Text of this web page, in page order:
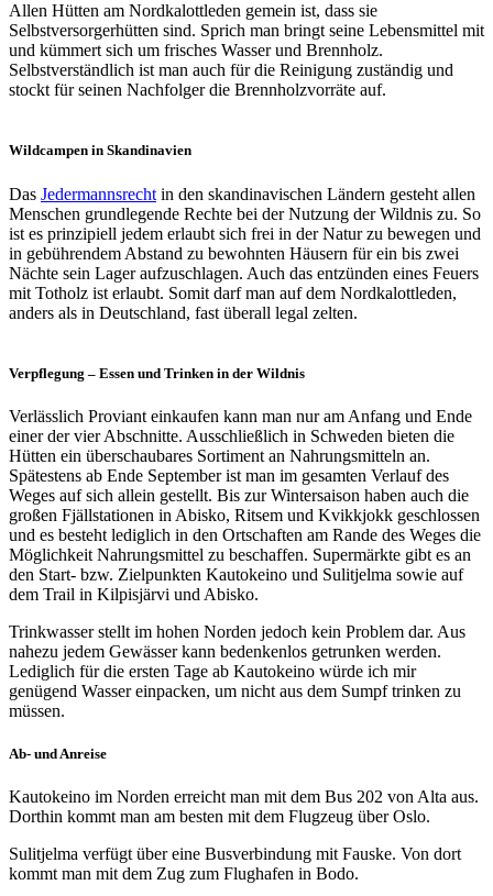
Allen Hütten am Nordkalottleden gemein ist, dass sie
Selbstversorgerhütten sind. Sprich man bringt seine Lebensmittel mit
und kümmert sich um frisches Wasser und Brennholz.
Selbstverständlich ist man auch für die Reinigung zuständig und
stockt für seinen Nachfolger die Brennholzvorräte auf.
Wildcampen in Skandinavien
Das Jedermannsrecht in den skandinavischen Ländern gesteht allen
Menschen grundlegende Rechte bei der Nutzung der Wildnis zu. So
ist es prinzipiell jedem erlaubt sich frei in der Natur zu bewegen und
in gebührendem Abstand zu bewohnten Häusern für ein bis zwei
Nächte sein Lager aufzuschlagen. Auch das entzünden eines Feuers
mit Totholz ist erlaubt. Somit darf man auf dem Nordkalottleden,
anders als in Deutschland, fast überall legal zelten.
Verpflegung – Essen und Trinken in der Wildnis
Verlässlich Proviant einkaufen kann man nur am Anfang und Ende
einer der vier Abschnitte. Ausschließlich in Schweden bieten die
Hütten ein überschaubares Sortiment an Nahrungsmitteln an.
Spätestens ab Ende September ist man im gesamten Verlauf des
Weges auf sich allein gestellt. Bis zur Wintersaison haben auch die
großen Fjällstationen in Abisko, Ritsem und Kvikkjokk geschlossen
und es besteht lediglich in den Ortschaften am Rande des Weges die
Möglichkeit Nahrungsmittel zu beschaffen. Supermärkte gibt es an
den Start- bzw. Zielpunkten Kautokeino und Sulitjelma sowie auf
dem Trail in Kilpisjärvi und Abisko.
Trinkwasser stellt im hohen Norden jedoch kein Problem dar. Aus
nahezu jedem Gewässer kann bedenkenlos getrunken werden.
Lediglich für die ersten Tage ab Kautokeino würde ich mir
genügend Wasser einpacken, um nicht aus dem Sumpf trinken zu
müssen.
Ab- und Anreise
Kautokeino im Norden erreicht man mit dem Bus 202 von Alta aus.
Dorthin kommt man am besten mit dem Flugzeug über Oslo.
Sulitjelma verfügt über eine Busverbindung mit Fauske. Von dort
kommt man mit dem Zug zum Flughafen in Bodo.